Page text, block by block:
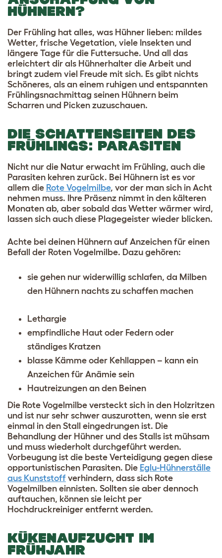
HÜHNERN?
Der Frühling hat alles, was Hühner lieben: mildes
Wetter, frische Vegetation, viele Insekten und
längere Tage für die Futtersuche. Und all das
erleichtert dir als Hühnerhalter die Arbeit und
bringt zudem viel Freude mit sich. Es gibt nichts
Schöneres, als an einem ruhigen und entspannten
Frühlingsnachmittag seinen Hühnern beim
Scharren und Picken zuzuschauen.
DIE SCHATTENSEITEN DES
FRÜHLINGS: PARASITEN
Nicht nur die Natur erwacht im Frühling, auch die
Parasiten kehren zurück. Bei Hühnern ist es vor
allem die Rote Vogelmilbe, vor der man sich in Acht
nehmen muss. Ihre Präsenz nimmt in den kälteren
Monaten ab, aber sobald das Wetter wärmer wird,
lassen sich auch diese Plagegeister wieder blicken.
Achte bei deinen Hühnern auf Anzeichen für einen
Befall der Roten Vogelmilbe. Dazu gehören:
sie gehen nur widerwillig schlafen, da Milben
den Hühnern nachts zu schaffen machen
Lethargie
empfindliche Haut oder Federn oder
ständiges Kratzen
blasse Kämme oder Kehllappen – kann ein
Anzeichen für Anämie sein
Hautreizungen an den Beinen
Die Rote Vogelmilbe versteckt sich in den Holzritzen
und ist nur sehr schwer auszurotten, wenn sie erst
einmal in den Stall eingedrungen ist. Die
Behandlung der Hühner und des Stalls ist mühsam
und muss wiederholt durchgeführt werden.
Vorbeugung ist die beste Verteidigung gegen diese
opportunistischen Parasiten. Die Eglu-Hühnerställe
aus Kunststoff verhindern, dass sich Rote
Vogelmilben einnisten. Sollten sie aber dennoch
auftauchen, können sie leicht per
Hochdruckreiniger entfernt werden.
KÜKENAUFZUCHT IM
FRÜHJAHR